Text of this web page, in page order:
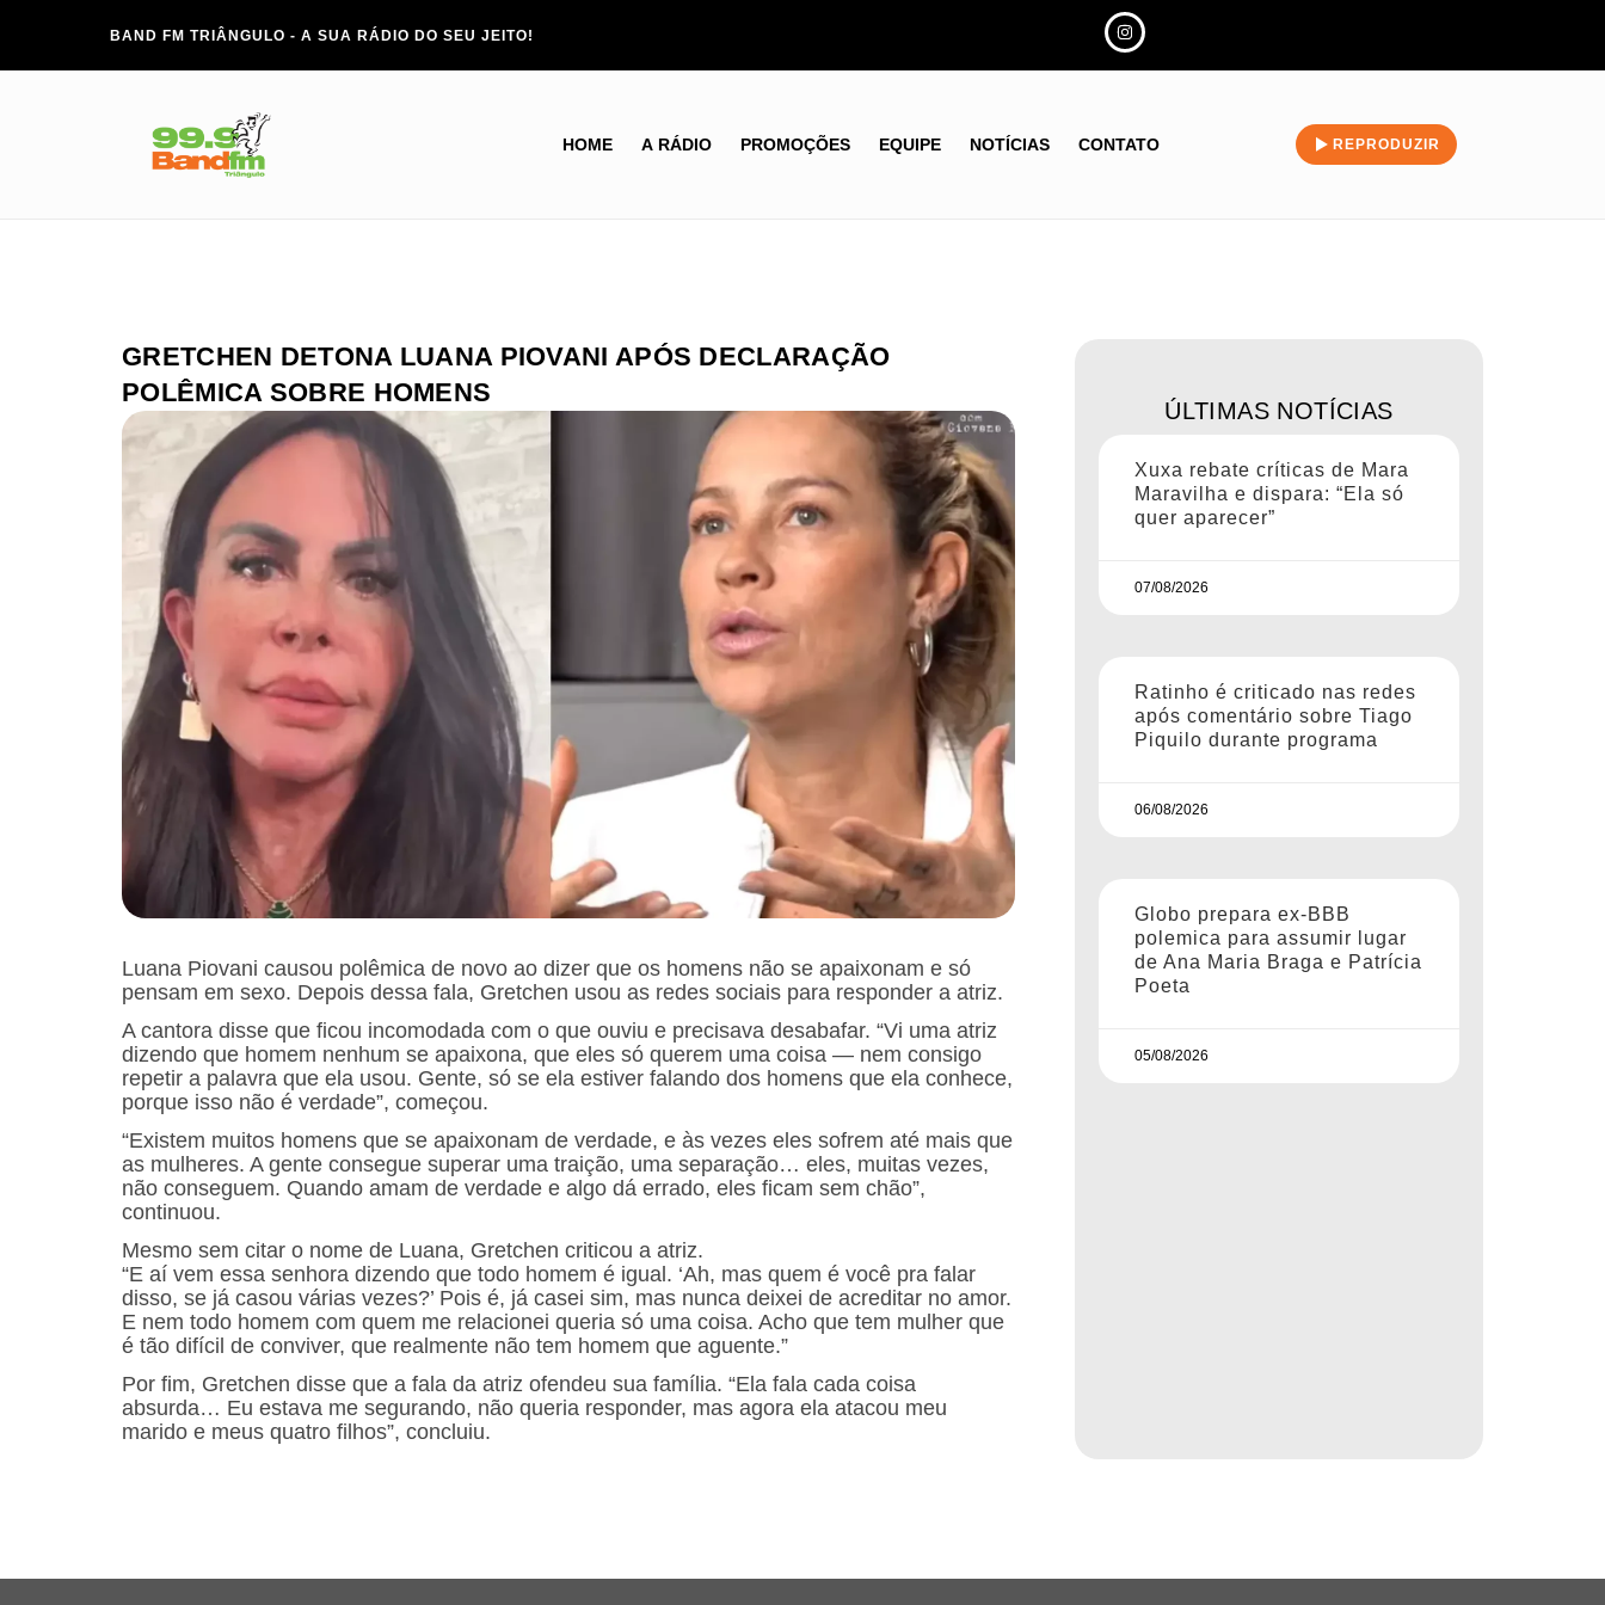
BAND FM TRIÂNGULO - A SUA RÁDIO DO SEU JEITO!
HOME A RÁDIO PROMOÇÕES EQUIPE NOTÍCIAS CONTATO REPRODUZIR
GRETCHEN DETONA LUANA PIOVANI APÓS DECLARAÇÃO
POLÊMICA SOBRE HOMENS
Luana Piovani causou polêmica de novo ao dizer que os homens não se apaixonam e só
pensam em sexo. Depois dessa fala, Gretchen usou as redes sociais para responder a atriz.
A cantora disse que ficou incomodada com o que ouviu e precisava desabafar. “Vi uma atriz
dizendo que homem nenhum se apaixona, que eles só querem uma coisa — nem consigo
repetir a palavra que ela usou. Gente, só se ela estiver falando dos homens que ela conhece,
porque isso não é verdade”, começou.
“Existem muitos homens que se apaixonam de verdade, e às vezes eles sofrem até mais que
as mulheres. A gente consegue superar uma traição, uma separação… eles, muitas vezes,
não conseguem. Quando amam de verdade e algo dá errado, eles ficam sem chão”,
continuou.
Mesmo sem citar o nome de Luana, Gretchen criticou a atriz.
“E aí vem essa senhora dizendo que todo homem é igual. ‘Ah, mas quem é você pra falar
disso, se já casou várias vezes?’ Pois é, já casei sim, mas nunca deixei de acreditar no amor.
E nem todo homem com quem me relacionei queria só uma coisa. Acho que tem mulher que
é tão difícil de conviver, que realmente não tem homem que aguente.”
Por fim, Gretchen disse que a fala da atriz ofendeu sua família. “Ela fala cada coisa
absurda… Eu estava me segurando, não queria responder, mas agora ela atacou meu
marido e meus quatro filhos”, concluiu.
ÚLTIMAS NOTÍCIAS
Xuxa rebate críticas de Mara
Maravilha e dispara: “Ela só
quer aparecer”
07/08/2026
Ratinho é criticado nas redes
após comentário sobre Tiago
Piquilo durante programa
06/08/2026
Globo prepara ex-BBB
polemica para assumir lugar
de Ana Maria Braga e Patrícia
Poeta
05/08/2026